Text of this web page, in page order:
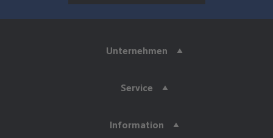
Unternehmen
Service
Information